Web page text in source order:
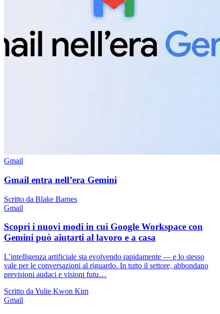
Gmail
Gmail entra nell’era Gemini
Scritto da Blake Barnes
Gmail
Scopri i nuovi modi in cui Google Workspace con
Gemini può aiutarti al lavoro e a casa
L’intelligenza artificiale sta evolvendo rapidamente — e lo stesso
vale per le conversazioni al riguardo. In tutto il settore, abbondano
previsioni audaci e visioni futu…
Scritto da Yulie Kwon Kim
Gmail